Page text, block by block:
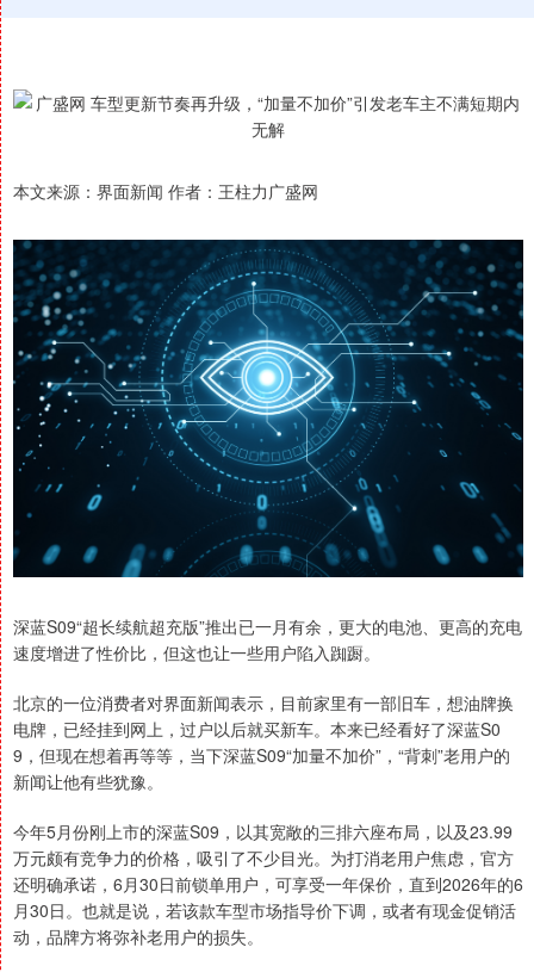
本文来源：界面新闻 作者：王柱力广盛网
深蓝S09“超长续航超充版”推出已一月有余，更大的电池、更高的充电
速度增进了性价比，但这也让一些用户陷入踟蹰。
北京的一位消费者对界面新闻表示，目前家里有一部旧车，想油牌换
电牌，已经挂到网上，过户以后就买新车。本来已经看好了深蓝S0
9，但现在想着再等等，当下深蓝S09“加量不加价”，“背刺”老用户的
新闻让他有些犹豫。
今年5月份刚上市的深蓝S09，以其宽敞的三排六座布局，以及23.99
万元颇有竞争力的价格，吸引了不少目光。为打消老用户焦虑，官方
还明确承诺，6月30日前锁单用户，可享受一年保价，直到2026年的6
月30日。也就是说，若该款车型市场指导价下调，或者有现金促销活
动，品牌方将弥补老用户的损失。